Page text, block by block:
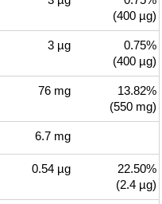
(400 µg)
3 µg
0.75%
(400 µg)
76 mg
13.82%
(550 mg)
6.7 mg
0.54 µg
22.50%
(2.4 µg)